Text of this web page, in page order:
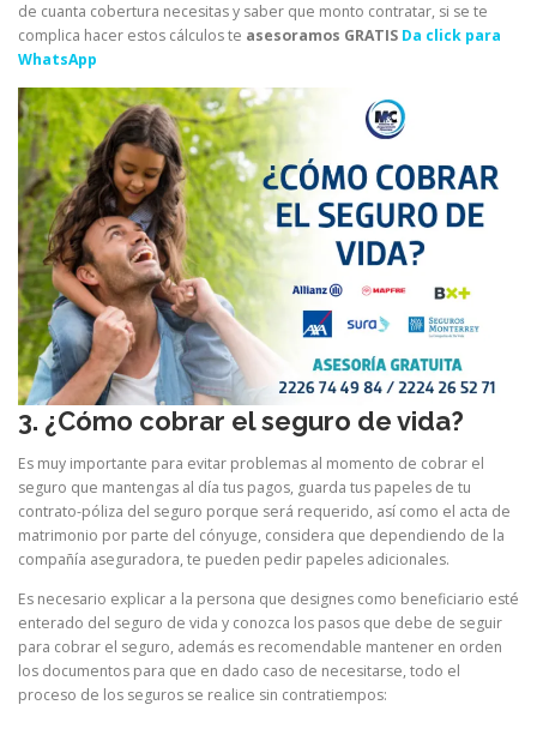
de cuanta cobertura necesitas y saber que monto contratar, si se te
complica hacer estos cálculos te asesoramos GRATIS Da click para
WhatsApp
3. ¿Cómo cobrar el seguro de vida?
Es muy importante para evitar problemas al momento de cobrar el
seguro que mantengas al día tus pagos, guarda tus papeles de tu
contrato-póliza del seguro porque será requerido, así como el acta de
matrimonio por parte del cónyuge, considera que dependiendo de la
compañía aseguradora, te pueden pedir papeles adicionales.
Es necesario explicar a la persona que designes como beneficiario esté
enterado del seguro de vida y conozca los pasos que debe de seguir
para cobrar el seguro, además es recomendable mantener en orden
los documentos para que en dado caso de necesitarse, todo el
proceso de los seguros se realice sin contratiempos: